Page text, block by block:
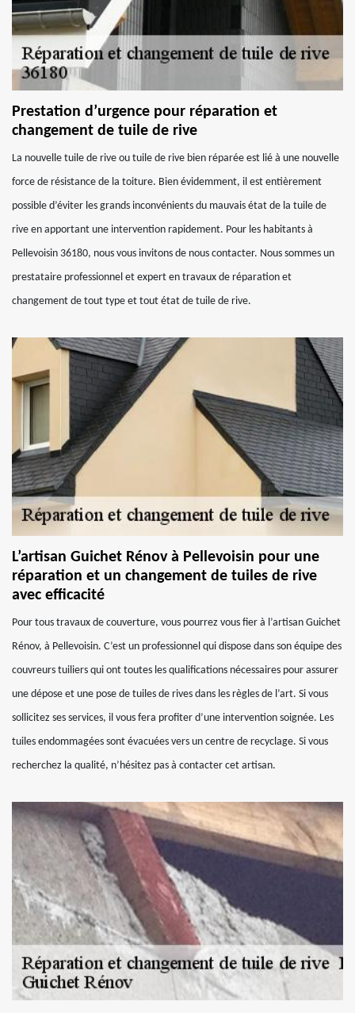
Prestation d’urgence pour réparation et
changement de tuile de rive
La nouvelle tuile de rive ou tuile de rive bien réparée est lié à une nouvelle
force de résistance de la toiture. Bien évidemment, il est entièrement
possible d’éviter les grands inconvénients du mauvais état de la tuile de
rive en apportant une intervention rapidement. Pour les habitants à
Pellevoisin 36180, nous vous invitons de nous contacter. Nous sommes un
prestataire professionnel et expert en travaux de réparation et
changement de tout type et tout état de tuile de rive.
L’artisan Guichet Rénov à Pellevoisin pour une
réparation et un changement de tuiles de rive
avec efficacité
Pour tous travaux de couverture, vous pourrez vous fier à l’artisan Guichet
Rénov, à Pellevoisin. C’est un professionnel qui dispose dans son équipe des
couvreurs tuiliers qui ont toutes les qualifications nécessaires pour assurer
une dépose et une pose de tuiles de rives dans les règles de l’art. Si vous
sollicitez ses services, il vous fera profiter d’une intervention soignée. Les
tuiles endommagées sont évacuées vers un centre de recyclage. Si vous
recherchez la qualité, n’hésitez pas à contacter cet artisan.